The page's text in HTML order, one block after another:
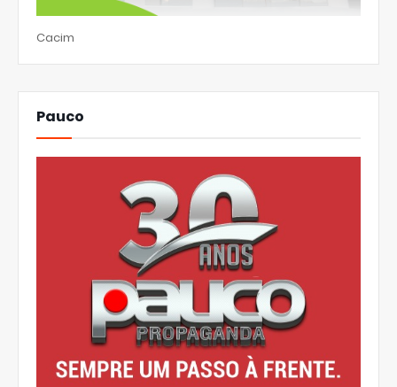
Cacim
Pauco